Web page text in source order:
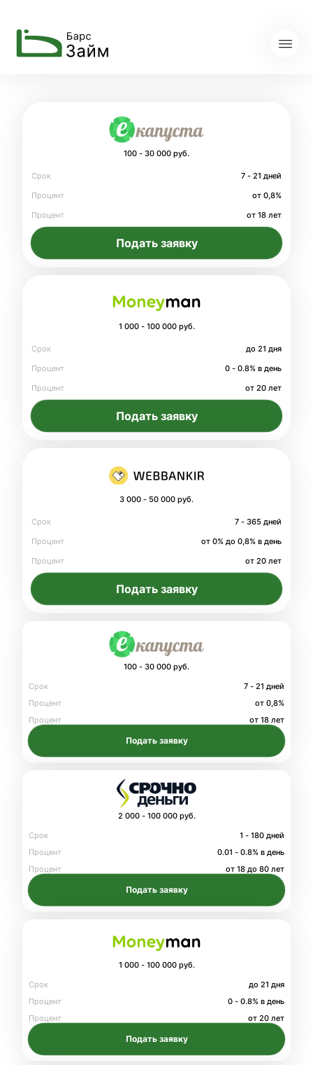
100 - 30 000 руб.
Срок
7 - 21 дней
Процент
от 0,8%
Процент
от 18 лет
Подать заявку
1 000 - 100 000 руб.
Срок
до 21 дня
Процент
0 - 0.8% в день
Процент
от 20 лет
Подать заявку
3 000 - 50 000 руб.
Срок
7 - 365 дней
Процент
от 0% до 0,8% в день
Процент
от 20 лет
Подать заявку
100 - 30 000 руб.
Срок
7 - 21 дней
Процент
от 0,8%
Процент
от 18 лет
Подать заявку
2 000 - 100 000 руб.
Срок
1 - 180 дней
Процент
0.01 - 0.8% в день
Процент
от 18 до 80 лет
Подать заявку
1 000 - 100 000 руб.
Срок
до 21 дня
Процент
0 - 0.8% в день
Процент
от 20 лет
Подать заявку